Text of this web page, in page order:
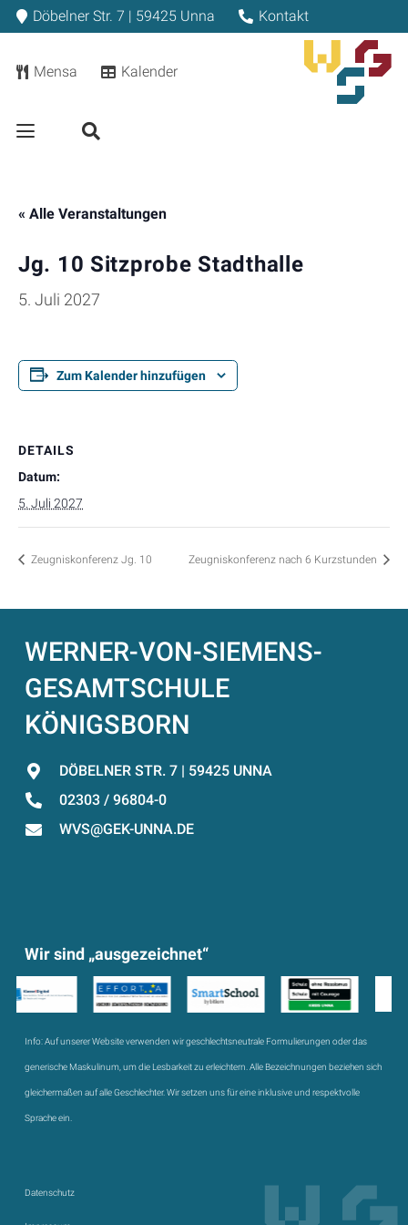
Döbelner Str. 7 | 59425 Unna Kontakt
Mensa Kalender
« Alle Veranstaltungen
Jg. 10 Sitzprobe Stadthalle
5. Juli 2027
Zum Kalender hinzufügen
DETAILS
Datum:
5. Juli 2027
Zeugniskonferenz Jg. 10 Zeugniskonferenz nach 6 Kurzstunden
WERNER-VON-SIEMENS-
GESAMTSCHULE
KÖNIGSBORN
DÖBELNER STR. 7 | 59425 UNNA
02303 / 96804-0
WVS@GEK-UNNA.DE
Wir sind „ausgezeichnet“
Info:Auf unserer Website verwenden wir geschlechtsneutrale Formulierungen oder das
generische Maskulinum, um die Lesbarkeit zu erleichtern. Alle Bezeichnungen beziehen sich
gleichermaßen auf alle Geschlechter. Wir setzen uns für eine inklusive und respektvolle
Sprache ein.
Datenschutz